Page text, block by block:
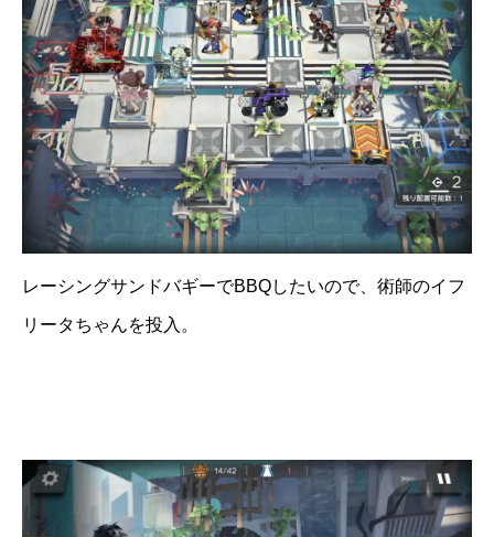
レーシングサンドバギーでBBQしたいので、術師のイフ
リータちゃんを投入。